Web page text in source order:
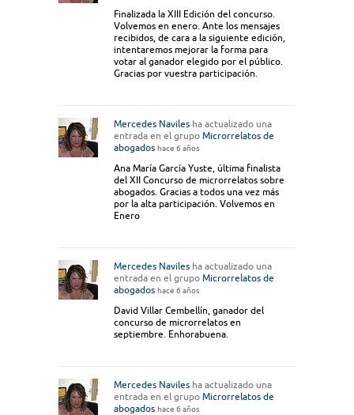
Finalizada la XIII Edición del concurso.
Volvemos en enero. Ante los mensajes
recibidos, de cara a la siguiente edición,
intentaremos mejorar la forma para
votar al ganador elegido por el público.
Gracias por vuestra participación.
Mercedes Naviles ha actualizado una
entrada en el grupo Microrrelatos de
abogados hace 6 años
Ana María García Yuste, última finalista
del XII Concurso de microrrelatos sobre
abogados. Gracias a todos una vez más
por la alta participación. Volvemos en
Enero
Mercedes Naviles ha actualizado una
entrada en el grupo Microrrelatos de
abogados hace 6 años
David Villar Cembellín, ganador del
concurso de microrrelatos en
septiembre. Enhorabuena.
Mercedes Naviles ha actualizado una
entrada en el grupo Microrrelatos de
abogados hace 6 años